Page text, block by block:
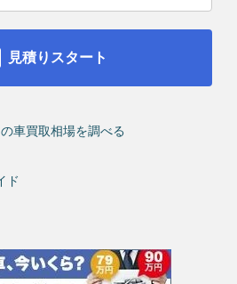
見積りスタート
車買取相場を調べる
ド